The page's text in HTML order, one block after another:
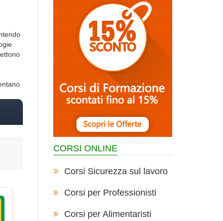
CORSI ONLINE
Corsi Sicurezza sul lavoro
Corsi per Professionisti
Corsi per Alimentaristi